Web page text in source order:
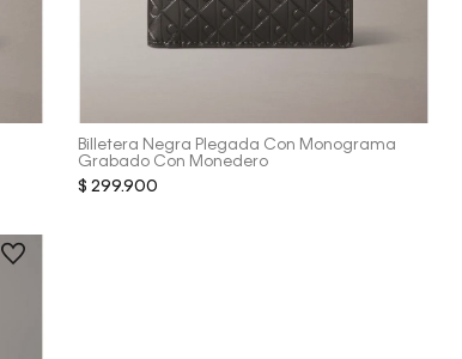
Billetera Negra Plegada Con Monograma
Grabado Con Monedero
$ 299.900